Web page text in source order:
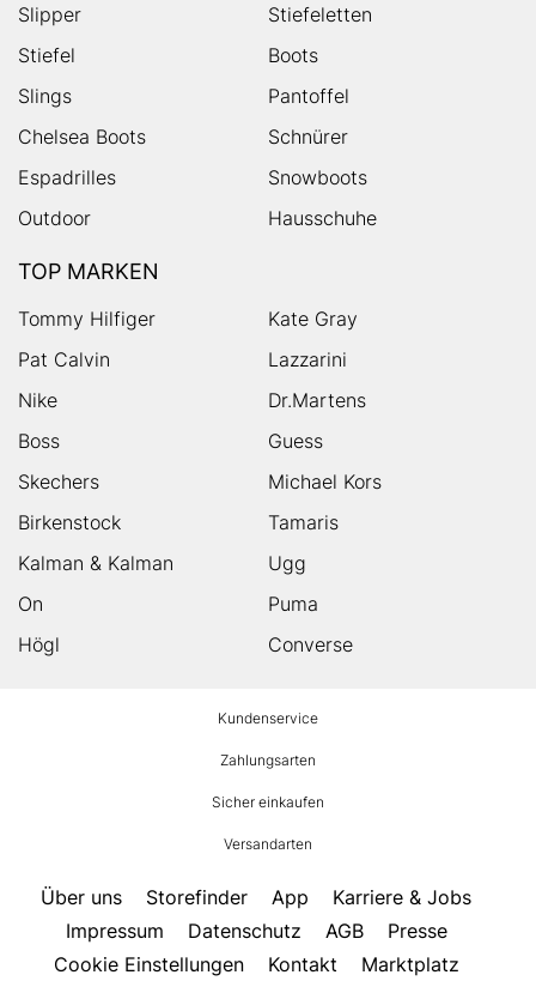
Slipper
Stiefeletten
Stiefel
Boots
Slings
Pantoffel
Chelsea Boots
Schnürer
Espadrilles
Snowboots
Outdoor
Hausschuhe
TOP MARKEN
Tommy Hilfiger
Kate Gray
Pat Calvin
Lazzarini
Nike
Dr.Martens
Boss
Guess
Skechers
Michael Kors
Birkenstock
Tamaris
Kalman & Kalman
Ugg
On
Puma
Högl
Converse
Kundenservice
Zahlungsarten
Sicher einkaufen
Versandarten
Über uns Storefinder App
Karriere & Jobs
Impressum
Datenschutz AGB
Presse
Cookie Einstellungen
Kontakt Marktplatz